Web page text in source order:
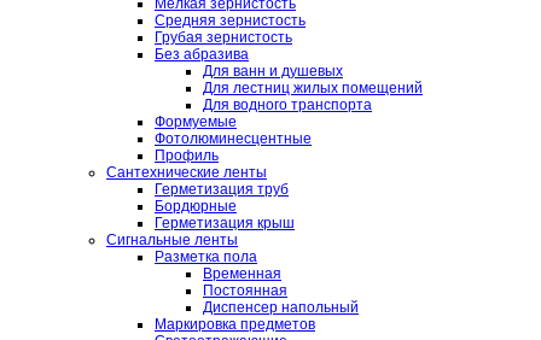
Мелкая зернистость
Средняя зернистость
Грубая зернистость
Без абразива
Для ванн и душевых
Для лестниц жилых помещений
Для водного транспорта
Формуемые
Фотолюминесцентные
Профиль
Сантехнические ленты
Герметизация труб
Бордюрные
Герметизация крыш
Сигнальные ленты
Разметка пола
Временная
Постоянная
Диспенсер напольный
Маркировка предметов